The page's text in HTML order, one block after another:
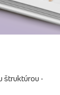
štruktúrou -